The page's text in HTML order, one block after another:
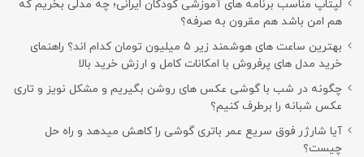
لپتاپ مناسب برنامه های آموزشی کودکان ایرانی؛ چه مدلی بخریم که
هم امن باشد هم مقرون به صرفه؟
بهترین ساعت های هوشمند زیر ۵ میلیون تومان کدام اند؟ راهنمای
خرید مدل های پرفروش با امکانات کامل و ارزش خرید بالا
چگونه در شب با گوشی عکس های روشن بگیریم و مشکل نویز و تاری
عکس شبانه را برطرف کنیم؟
آیا شارژر فوق سریع عمر باتری گوشی را کاهش میدهد و راه حل
چیست؟